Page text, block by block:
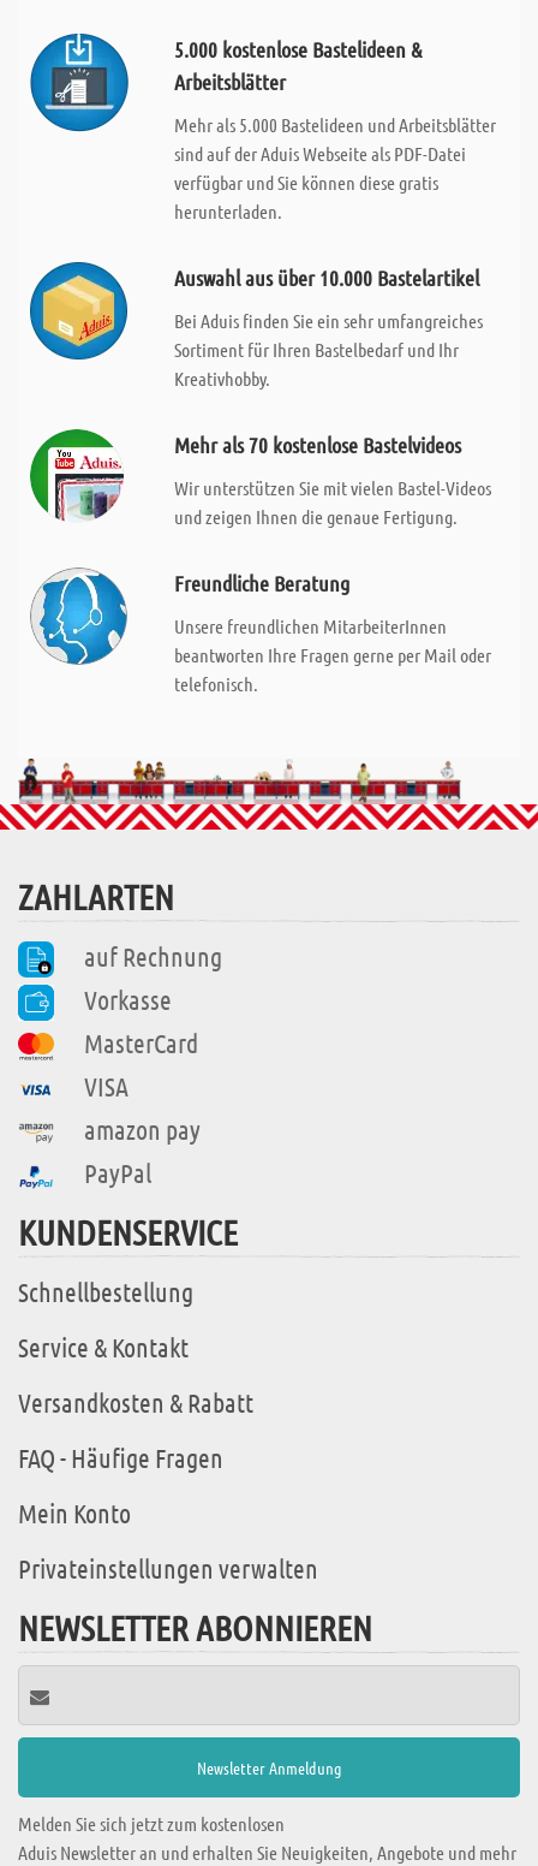
5.000 kostenlose Bastelideen &
Arbeitsblätter
Mehr als 5.000 Bastelideen und Arbeitsblätter
sind auf der Aduis Webseite als PDF-Datei
verfügbar und Sie können diese gratis
herunterladen.
Auswahl aus über 10.000 Bastelartikel
Bei Aduis finden Sie ein sehr umfangreiches
Sortiment für Ihren Bastelbedarf und Ihr
Kreativhobby.
Mehr als 70 kostenlose Bastelvideos
Wir unterstützen Sie mit vielen Bastel-Videos
und zeigen Ihnen die genaue Fertigung.
Freundliche Beratung
Unsere freundlichen MitarbeiterInnen
beantworten Ihre Fragen gerne per Mail oder
telefonisch.
ZAHLARTEN
auf Rechnung
Vorkasse
MasterCard
VISA
amazon pay
PayPal
KUNDENSERVICE
Schnellbestellung
Service & Kontakt
Versandkosten & Rabatt
FAQ - Häufige Fragen
Mein Konto
Privateinstellungen verwalten
NEWSLETTER ABONNIEREN
Melden Sie sich jetzt zum kostenlosen
Aduis Newsletter an und erhalten Sie Neuigkeiten, Angebote und mehr